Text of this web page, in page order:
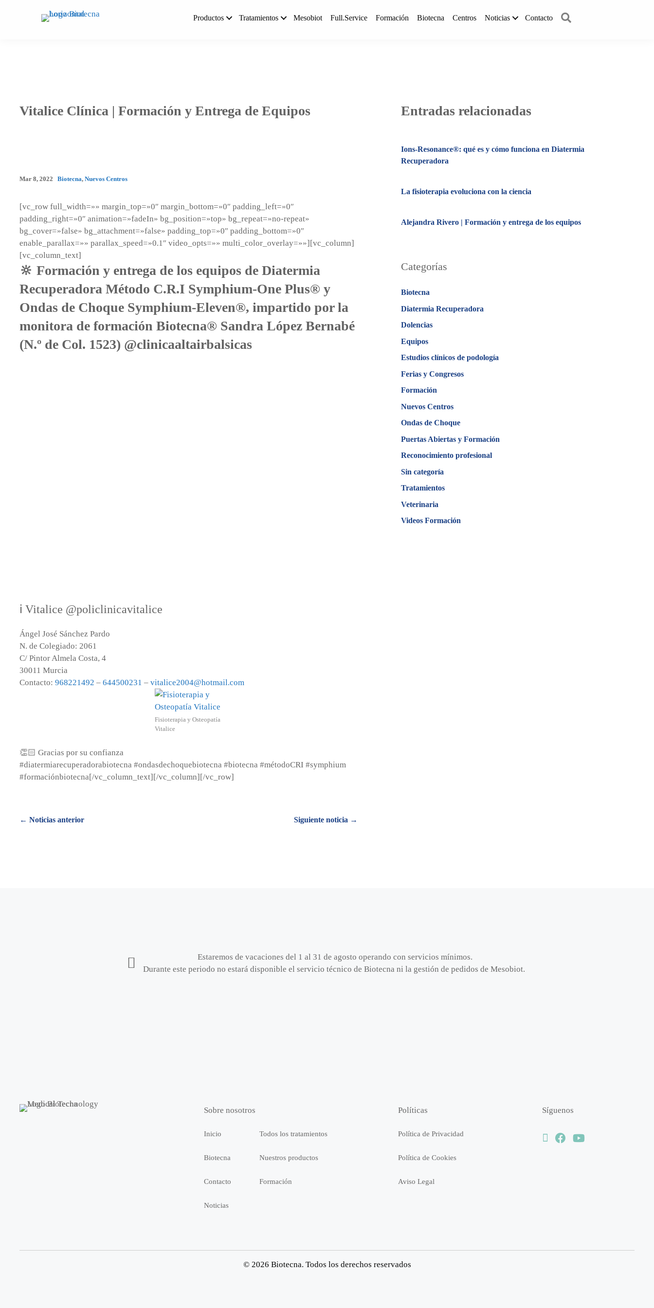
Productos Tratamientos Mesobiot Full.Service Formación Biotecna Centros Noticias Contacto
Vitalice Clínica | Formación y Entrega de Equipos
Mar 8, 2022 Biotecna, Nuevos Centros
[vc_row full_width=»» margin_top=»0″ margin_bottom=»0″ padding_left=»0″
padding_right=»0″ animation=»fadeIn» bg_position=»top» bg_repeat=»no-repeat»
bg_cover=»false» bg_attachment=»false» padding_top=»0″ padding_bottom=»0″
enable_parallax=»» parallax_speed=»0.1″ video_opts=»» multi_color_overlay=»»][vc_column]
[vc_column_text]
🔆 Formación y entrega de los equipos de Diatermia
Recuperadora Método C.R.I Symphium-One Plus® y
Ondas de Choque Symphium-Eleven®, impartido por la
monitora de formación Biotecna® Sandra López Bernabé
(N.º de Col. 1523) @clinicaaltairbalsicas
ℹ Vitalice @policlinicavitalice
Ángel José Sánchez Pardo
N. de Colegiado: 2061
C/ Pintor Almela Costa, 4
30011 Murcia
Contacto: 968221492 – 644500231 – vitalice2004@hotmail.com
Fisioterapia y Osteopatía
Vitalice
👏🏻 Gracias por su confianza
#diatermiarecuperadorabiotecna #ondasdechoquebiotecna #biotecna #métodoCRI #symphium
#formaciónbiotecna[/vc_column_text][/vc_column][/vc_row]
Posts
← Noticias anterior Siguiente noticia →
Entradas relacionadas
Ions-Resonance®: qué es y cómo funciona en Diatermia
Recuperadora
La fisioterapia evoluciona con la ciencia
Alejandra Rivero | Formación y entrega de los equipos
Categorías
Biotecna
Diatermia Recuperadora
Dolencias
Equipos
Estudios clínicos de podología
Ferias y Congresos
Formación
Nuevos Centros
Ondas de Choque
Puertas Abiertas y Formación
Reconocimiento profesional
Sin categoría
Tratamientos
Veterinaria
Videos Formación
Estaremos de vacaciones del 1 al 31 de agosto operando con servicios mínimos.
Durante este periodo no estará disponible el servicio técnico de Biotecna ni la gestión de pedidos de Mesobiot.
Sobre nosotros
Inicio
Biotecna
Contacto
Noticias
Todos los tratamientos
Nuestros productos
Formación
Políticas
Política de Privacidad
Política de Cookies
Aviso Legal
Síguenos
© 2026 Biotecna. Todos los derechos reservados